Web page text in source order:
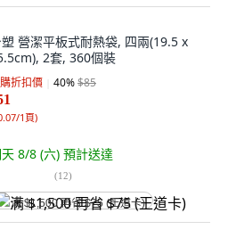
營潔平板式耐熱袋, 四兩(19.5 x
2套, 360個裝
折扣價 40%$85
1頁)
8/8 (六) 預計送達
(12)
满 $1,500 再省 $75 (王道卡)